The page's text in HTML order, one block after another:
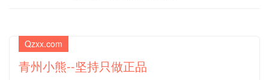
Qzxx.com
青州小熊--坚持只做正品